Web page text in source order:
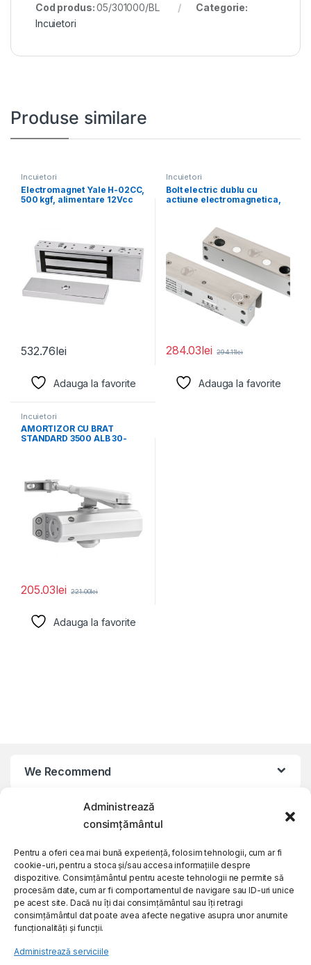
Administrează
consimțământul
Pentru a oferi cea mai bună experiență, folosim tehnologii, cum ar fi
cookie-uri, pentru a stoca și/sau accesa informațiile despre
dispozitive. Consimțământul pentru aceste tehnologii ne permite să
procesăm date, cum ar fi comportamentul de navigare sau ID-uri unice
pe acest site. Dacă nu îți dai consimțământul sau îți retragi
consimțământul dat poate avea afecte negative asupra unor anumite
funcționalități și funcții.
Administrează serviciile
Cod produs:05/301000/BL
Categorie:
Incuietori
Produse similare
Incuietori
Electromagnet Yale H-02CC,
500 kgf, alimentare 12Vcc
532.76lei
Adauga la favorite
Incuietori
Bolt electric dublu cu
actiune electromagnetica,
284.03lei 294.11lei
Adauga la favorite
Incuietori
AMORTIZOR CU BRAT
STANDARD 3500 ALB 30-
205.03lei 221.00lei
Adauga la favorite
We Recommend
My Account
Customer Care
About Us